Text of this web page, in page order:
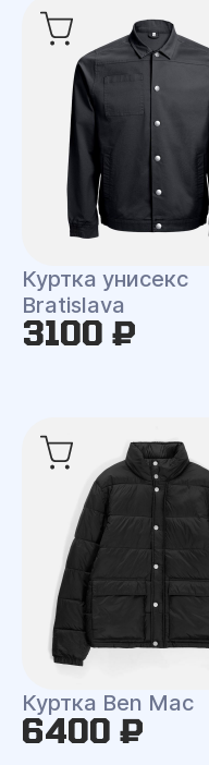
Куртка унисекс
Bratislava
3100 ₽
Куртка Ben Mac
6400 ₽